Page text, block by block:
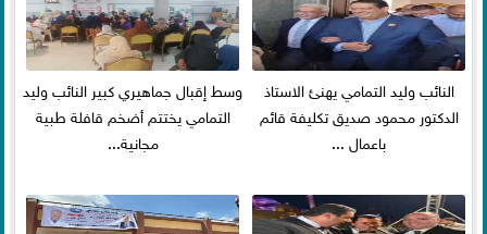
النائب وليد التمامي يهنئ الاستاذ
الدكتور محمود صديق تكليفة قائم
باعمال ...
وسط إقبال جماهيري كبير النائب وليد
التمامي يختتم أضخم قافلة طبية
مجانية...